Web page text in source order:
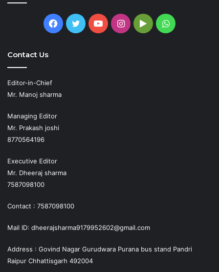
Facebook
TwitterYouTubeInstagram
GoogleWhatsApp
Contact Us
Editor-in-Chief
Mr. Manoj sharma
Managing Editor
Mr. Prakash joshi
8770564196
Executive Editor
Mr. Dheeraj sharma
7587098100
Contact : 7587098100
Mail ID: dheerajsharma9179952602@gmail.com
Address : Govind Nagar Gurudwara Purana bus stand Pandri
Raipur Chhattisgarh 492004